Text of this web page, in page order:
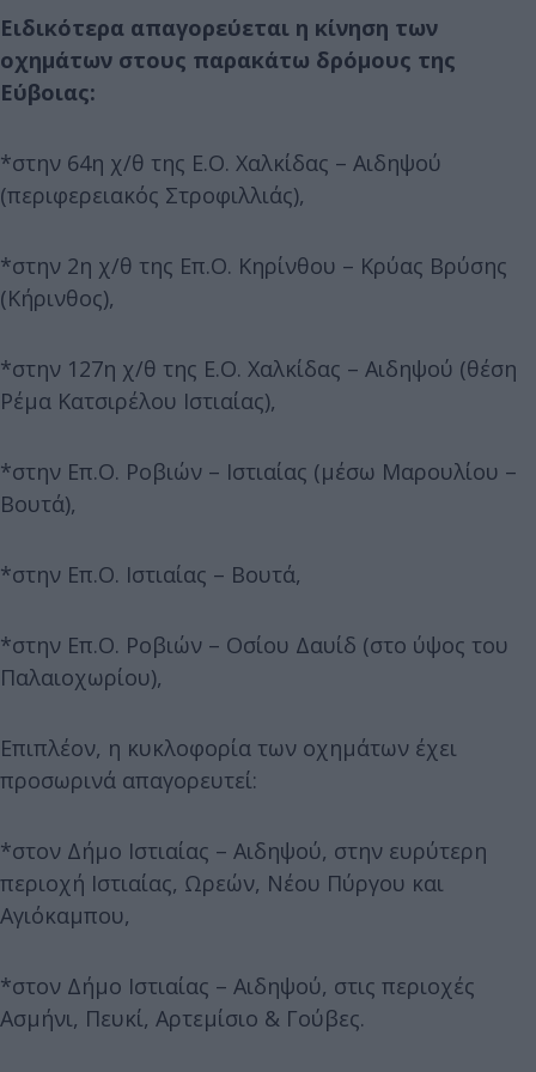
Ειδικότερα απαγορεύεται η κίνηση των
οχημάτων στους παρακάτω δρόμους της
Εύβοιας:
*στην 64η χ/θ της Ε.Ο. Χαλκίδας – Αιδηψού
(περιφερειακός Στροφιλλιάς),
*στην 2η χ/θ της Επ.Ο. Κηρίνθου – Κρύας Βρύσης
(Κήρινθος),
*στην 127η χ/θ της Ε.Ο. Χαλκίδας – Αιδηψού (θέση
Ρέμα Κατσιρέλου Ιστιαίας),
*στην Επ.Ο. Ροβιών – Ιστιαίας (μέσω Μαρουλίου –
Βουτά),
*στην Επ.Ο. Ιστιαίας – Βουτά,
*στην Επ.Ο. Ροβιών – Οσίου Δαυίδ (στο ύψος του
Παλαιοχωρίου),
Επιπλέον, η κυκλοφορία των οχημάτων έχει
προσωρινά απαγορευτεί:
*στον Δήμο Ιστιαίας – Αιδηψού, στην ευρύτερη
περιοχή Ιστιαίας, Ωρεών, Νέου Πύργου και
Αγιόκαμπου,
*στον Δήμο Ιστιαίας – Αιδηψού, στις περιοχές
Ασμήνι, Πευκί, Αρτεμίσιο & Γούβες.